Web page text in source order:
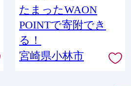
たまったWAON
POINTで寄附でき
る！
宮崎県小林市